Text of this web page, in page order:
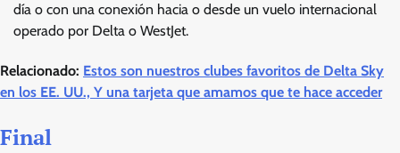
día o con una conexión hacia o desde un vuelo internacional
operado por Delta o WestJet.
Relacionado: Estos son nuestros clubes favoritos de Delta Sky
en los EE. UU., Y una tarjeta que amamos que te hace acceder
Final